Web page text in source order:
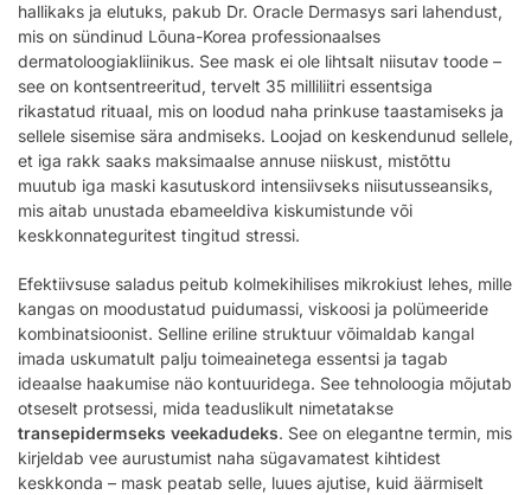
hallikaks ja elutuks, pakub Dr. Oracle Dermasys sari lahendust,
mis on sündinud Lõuna-Korea professionaalses
dermatoloogiakliinikus. See mask ei ole lihtsalt niisutav toode –
see on kontsentreeritud, tervelt 35 milliliitri essentsiga
rikastatud rituaal, mis on loodud naha prinkuse taastamiseks ja
sellele sisemise sära andmiseks. Loojad on keskendunud sellele,
et iga rakk saaks maksimaalse annuse niiskust, mistõttu
muutub iga maski kasutuskord intensiivseks niisutusseansiks,
mis aitab unustada ebameeldiva kiskumistunde või
keskkonnateguritest tingitud stressi.
Efektiivsuse saladus peitub kolmekihilises mikrokiust lehes, mille
kangas on moodustatud puidumassi, viskoosi ja polümeeride
kombinatsioonist. Selline eriline struktuur võimaldab kangal
imada uskumatult palju toimeainetega essentsi ja tagab
ideaalse haakumise näo kontuuridega. See tehnoloogia mõjutab
otseselt protsessi, mida teaduslikult nimetatakse
transepidermseks veekadudeks. See on elegantne termin, mis
kirjeldab vee aurustumist naha sügavamatest kihtidest
keskkonda – mask peatab selle, luues ajutise, kuid äärmiselt